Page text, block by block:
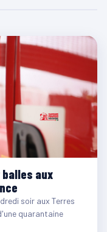
aux
soir aux Terres
quarantaine